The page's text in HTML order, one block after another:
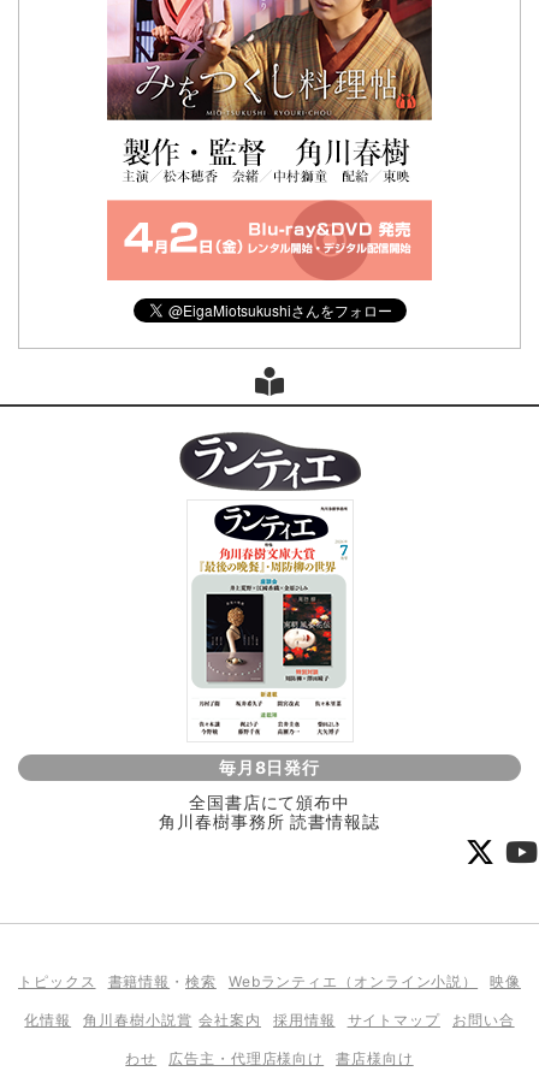
毎月8日発行
全国書店にて頒布中
角川春樹事務所 読書情報誌
トピックス 書籍情報 ・検索 Webランティエ（オンライン小説） 映像
化情報 角川春樹小説賞 会社案内 採用情報 サイトマップ お問い合
わせ 広告主・代理店様向け 書店様向け